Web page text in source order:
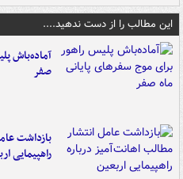
این مطالب را از دست ندهید....
آماده‌باش
صفر
بازداشت
راهپیمایی